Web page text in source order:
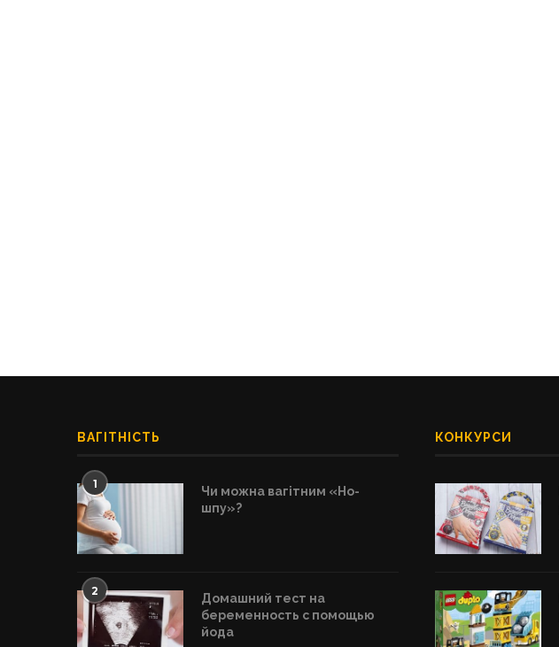
ВАГІТНІСТЬ
1
Чи можна вагітним «Но-
шпу»?
2
Домашний тест на
беременность с помощью
йода
КОНКУРСИ